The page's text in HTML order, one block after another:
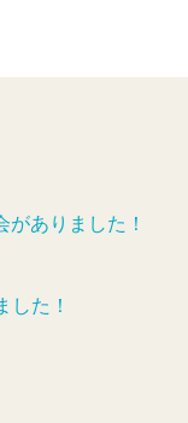
ありました！
た！